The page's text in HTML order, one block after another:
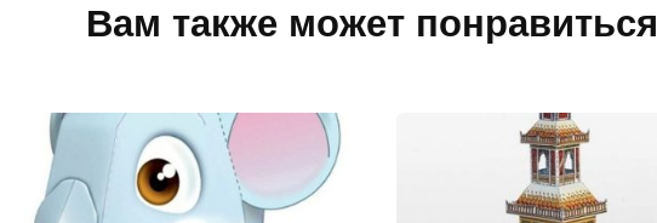
Вам также может понравиться